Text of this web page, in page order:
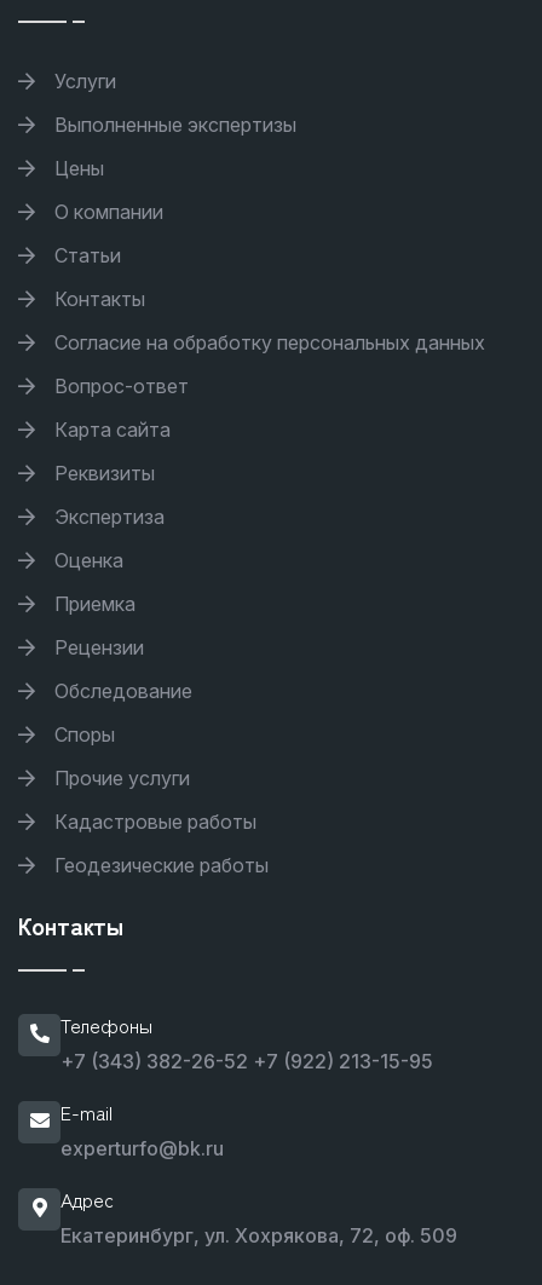
Услуги
Выполненные экспертизы
Цены
О компании
Статьи
Контакты
Согласие на обработку персональных данных
Вопрос-ответ
Карта сайта
Реквизиты
Экспертиза
Оценка
Приемка
Рецензии
Обследование
Споры
Прочие услуги
Кадастровые работы
Геодезические работы
Контакты
Телефоны
+7 (343) 382-26-52 +7 (922) 213-15-95
E-mail
experturfo@bk.ru
Адрес
Екатеринбург, ул. Хохрякова, 72, оф. 509